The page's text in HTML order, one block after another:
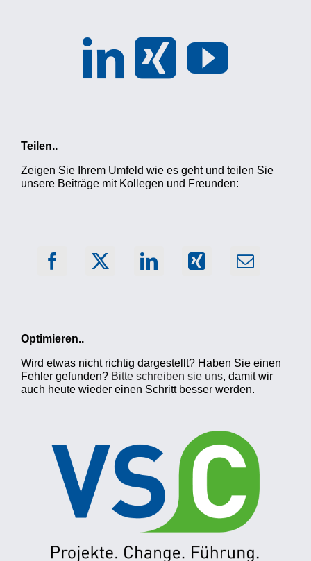
Teilen..
Zeigen Sie Ihrem Umfeld wie es geht und teilen Sie
unsere Beiträge mit Kollegen und Freunden:
Optimieren..
Wird etwas nicht richtig dargestellt? Haben Sie einen
Fehler gefunden? Bitte schreiben sie uns, damit wir
auch heute wieder einen Schritt besser werden.